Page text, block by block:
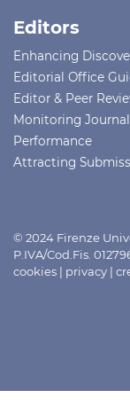
Editors
Enhancing
Editorial Office
Editor & Peer
Monitoring Journal
Performance
Attracting
© 2024 Firenze
P.IVA/Cod.Fis.
cookies | privacy |